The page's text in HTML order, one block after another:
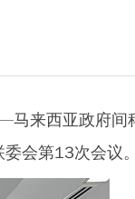
马来西亚政府间
会第13次会议。